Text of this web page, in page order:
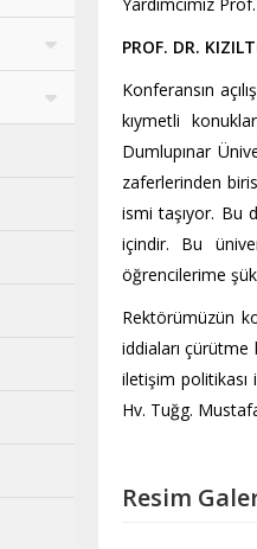
PROF. DR.
Konferansın
kıymetli
Dumlupınar
zaferlerinden
ismi taşıyor. Bu
içindir. Bu
öğrencilerime
Rektörümüzün
iddiaları çürütme
iletişim politikası
Hv. Tuğg.
Resim